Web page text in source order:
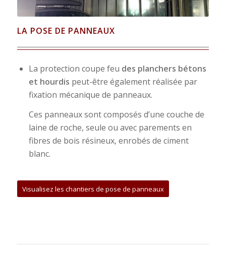
LA POSE DE PANNEAUX
La protection coupe feu des planchers bétons
et hourdis peut-être également réalisée par
fixation mécanique de panneaux.
Ces panneaux sont composés d’une couche de
laine de roche, seule ou avec parements en
fibres de bois résineux, enrobés de ciment
blanc.
Visualisez les chantiers de pose de panneaux